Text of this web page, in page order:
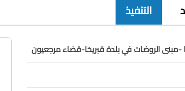
التنفيذ
-مبنى الروضات في بلدة قبريخا-قضاء مرجعيون